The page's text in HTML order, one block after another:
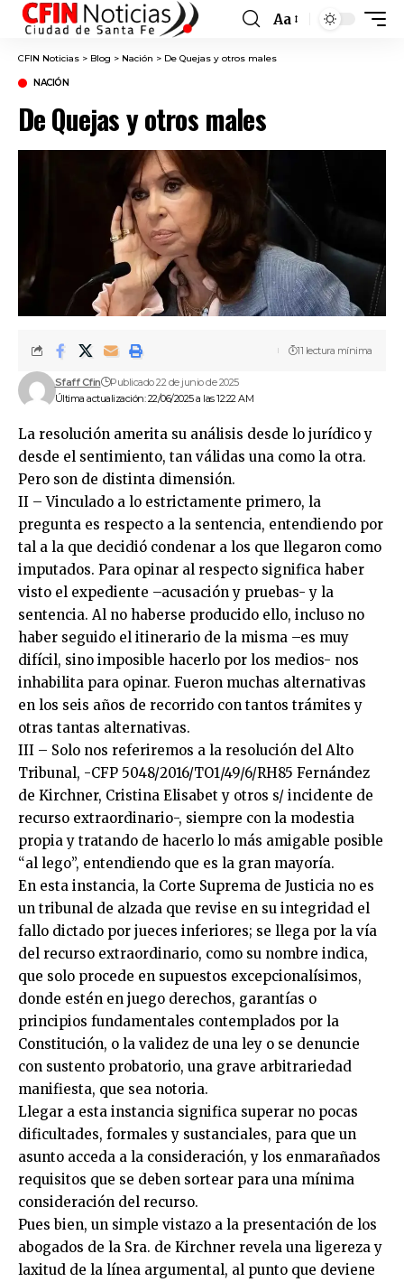
Font
Aa
CFIN Noticias > Blog > Nación > De Quejas y otros males
NACIÓN
De Quejas y otros males
Última actualización: 22/06/2025 a las 12:22 AM
Sfaff Cfin Publicado 22 de junio de 2025
11 lectura mínima
La resolución amerita su análisis desde lo jurídico y
desde el sentimiento, tan válidas una como la otra.
Pero son de distinta dimensión.
II – Vinculado a lo estrictamente primero, la
pregunta es respecto a la sentencia, entendiendo por
tal a la que decidió condenar a los que llegaron como
imputados. Para opinar al respecto significa haber
visto el expediente –acusación y pruebas- y la
sentencia. Al no haberse producido ello, incluso no
haber seguido el itinerario de la misma –es muy
difícil, sino imposible hacerlo por los medios- nos
inhabilita para opinar. Fueron muchas alternativas
en los seis años de recorrido con tantos trámites y
otras tantas alternativas.
III – Solo nos referiremos a la resolución del Alto
Tribunal, -CFP 5048/2016/TO1/49/6/RH85 Fernández
de Kirchner, Cristina Elisabet y otros s/ incidente de
recurso extraordinario-, siempre con la modestia
propia y tratando de hacerlo lo más amigable posible
“al lego”, entendiendo que es la gran mayoría.
En esta instancia, la Corte Suprema de Justicia no es
un tribunal de alzada que revise en su integridad el
fallo dictado por jueces inferiores; se llega por la vía
del recurso extraordinario, como su nombre indica,
que solo procede en supuestos excepcionalísimos,
donde estén en juego derechos, garantías o
principios fundamentales contemplados por la
Constitución, o la validez de una ley o se denuncie
con sustento probatorio, una grave arbitrariedad
manifiesta, que sea notoria.
Llegar a esta instancia significa superar no pocas
dificultades, formales y sustanciales, para que un
asunto acceda a la consideración, y los enmarañados
requisitos que se deben sortear para una mínima
consideración del recurso.
Pues bien, un simple vistazo a la presentación de los
abogados de la Sra. de Kirchner revela una ligereza y
laxitud de la línea argumental, al punto que deviene